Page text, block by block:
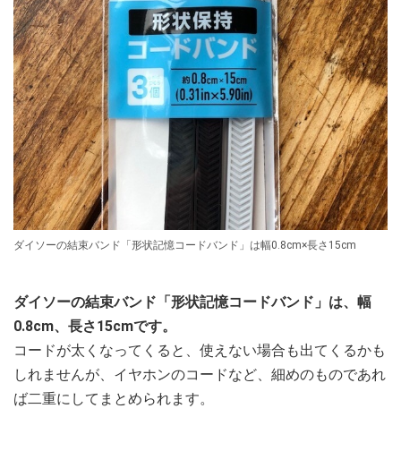
ダイソーの結束バンド「形状記憶コードバンド」は幅0.8cm×長さ15cm
ダイソーの結束バンド「形状記憶コードバンド」は、幅
0.8cm、長さ15cmです。
コードが太くなってくると、使えない場合も出てくるかも
しれませんが、イヤホンのコードなど、細めのものであれ
ば二重にしてまとめられます。